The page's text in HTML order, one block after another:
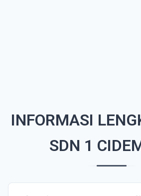
INFORMASI
SDN 1